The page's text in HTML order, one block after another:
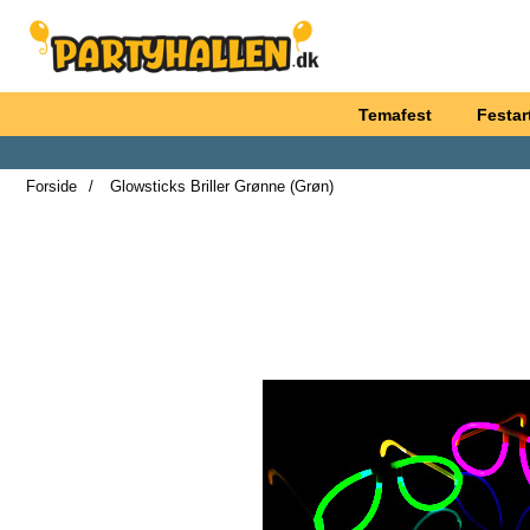
Startside for Partyhallen AB
Temafest
Forside
Glowsticks Briller Grønne (Grøn)